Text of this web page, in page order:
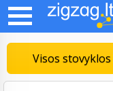
Visos stovyklos